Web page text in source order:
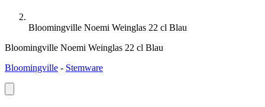
Bloomingville Noemi Weinglas 22 cl Blau
Bloomingville Noemi Weinglas 22 cl Blau
Bloomingville - Stemware